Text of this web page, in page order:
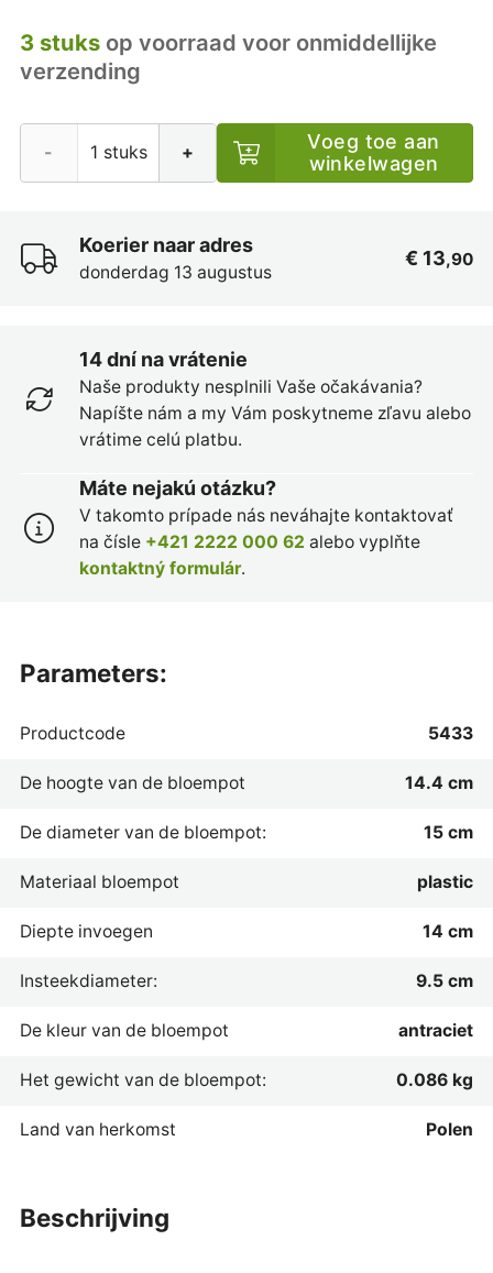
3 stuksop voorraad voor onmiddellijke
verzending
- +
Voeg toe aan
winkelwagen
Koerier naar adres
donderdag 13 augustus
€ 13,90
14 dní na vrátenie
Naše produkty nesplnili Vaše očakávania?
Napíšte nám a my Vám poskytneme zľavu alebo
vrátime celú platbu.
Máte nejakú otázku?
V takomto prípade nás neváhajte kontaktovať
na čísle +421 2222 000 62 alebo vyplňte
kontaktný formulár.
beschrijving
parameters:
Productcode 5433
De hoogte van de bloempot 14.4 cm
De diameter van de bloempot: 15 cm
Materiaal bloempot plastic
Diepte invoegen 14 cm
Insteekdiameter: 9.5 cm
De kleur van de bloempot antraciet
Het gewicht van de bloempot: 0.086 kg
Land van herkomst Polen